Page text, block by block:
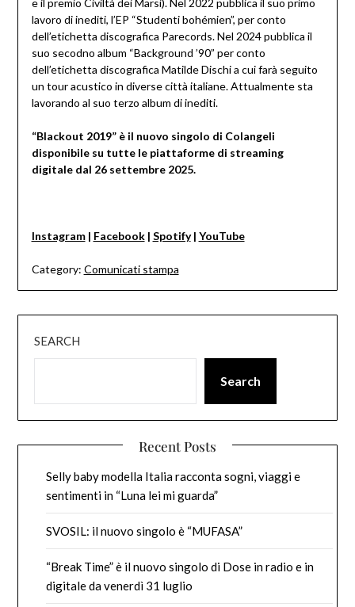
e il premio Civiltà dei Marsi). Nel 2022 pubblica il suo primo
lavoro di inediti, l’EP “Studenti bohémien”, per conto
dell’etichetta discografica Parecords. Nel 2024 pubblica il
suo secodno album “Background ’90” per conto
dell’etichetta discografica Matilde Dischi a cui farà seguito
un tour acustico in diverse città italiane. Attualmente sta
lavorando al suo terzo album di inediti.
“Blackout 2019” è il nuovo singolo di Colangeli
disponibile su tutte le piattaforme di streaming
digitale dal 26 settembre 2025.
Instagram| Facebook| Spotify| YouTube
Category: Comunicati stampa
SEARCH
Search
Recent Posts
Selly baby modella Italia racconta sogni, viaggi e
sentimenti in “Luna lei mi guarda”
SVOSIL: il nuovo singolo è “MUFASA”
“Break Time” è il nuovo singolo di Dose in radio e in
digitale da venerdì 31 luglio